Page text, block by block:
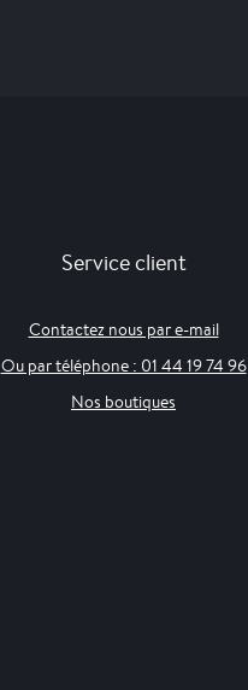
Service client
Contactez nous par e-mail
Ou par téléphone : 01 44 19 74 96
Nos boutiques